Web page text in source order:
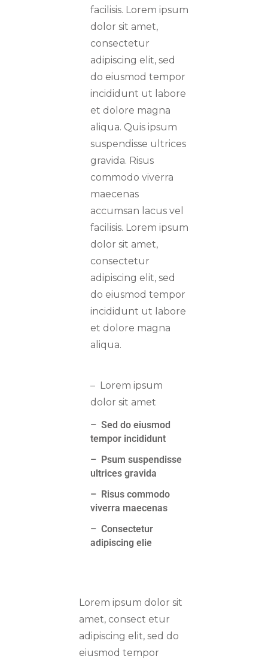
facilisis. Lorem ipsum
dolor sit amet,
consectetur
adipiscing elit, sed
do eiusmod tempor
incididunt ut labore
et dolore magna
aliqua. Quis ipsum
suspendisse ultrices
gravida. Risus
commodo viverra
maecenas
accumsan lacus vel
facilisis. Lorem ipsum
dolor sit amet,
consectetur
adipiscing elit, sed
do eiusmod tempor
incididunt ut labore
et dolore magna
aliqua.
– Lorem ipsum
dolor sit amet
– Sed do eiusmod
tempor incididunt
– Psum suspendisse
ultrices gravida
– Risus commodo
viverra maecenas
– Consectetur
adipiscing elie
Lorem ipsum dolor sit
amet, consect etur
adipiscing elit, sed do
eiusmod tempor